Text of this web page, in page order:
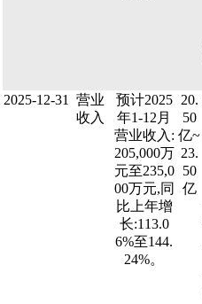
2025-12-31
营业
收入
预计2025
年1-12月
营业收入:
205,000万
元至235,0
00万元,同
比上年增
长:113.0
6%至144.
24%。
20.
50
亿~
23.
50
亿